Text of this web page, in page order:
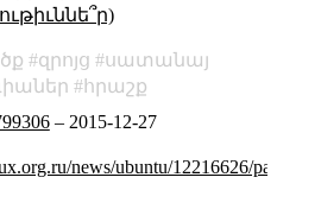
զրոյց
սատանայ
հրաշք
– 2015-12-27
news/ubuntu/12216626/